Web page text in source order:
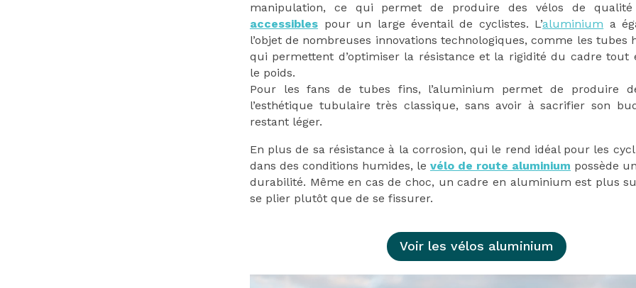
manipulation, ce qui permet de produire des vélos de
accessiblespour un large éventail de cyclistes. L’aluminium a
l’objet de nombreuses innovations technologiques, comme les tubes
qui permettent d’optimiser la résistance et la rigidité du cadre tout
le poids.
Pour les fans de tubes fins, l’aluminium permet de produire
l’esthétique tubulaire très classique, sans avoir à sacrifier son
restant léger.
En plus de sa résistance à la corrosion, qui le rend idéal pour les
dans des conditions humides, le vélo de route aluminium possède
durabilité. Même en cas de choc, un cadre en aluminium est plus
se plier plutôt que de se fissurer.
Voir les vélos aluminium